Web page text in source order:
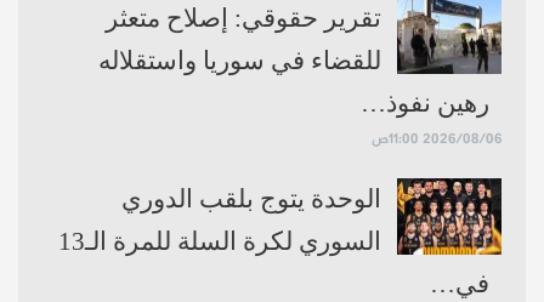
تقرير حقوقي: إصلاح متعثر
للقضاء في سوريا واستقلاله
رهين نفوذ…
2026/08/06 11:00ص
الوحدة يتوج بلقب الدوري
السوري لكرة السلة للمرة الـ13
في…